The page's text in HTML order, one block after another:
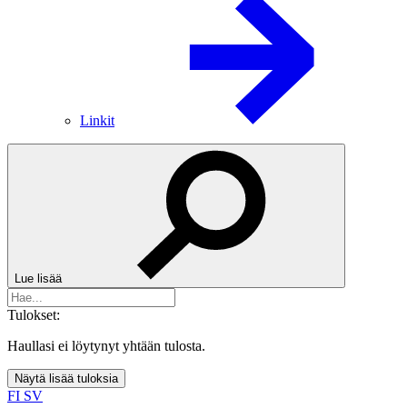
Linkit
Lue lisää
Tulokset:
Haullasi ei löytynyt yhtään tulosta.
Näytä lisää tuloksia
FI SV